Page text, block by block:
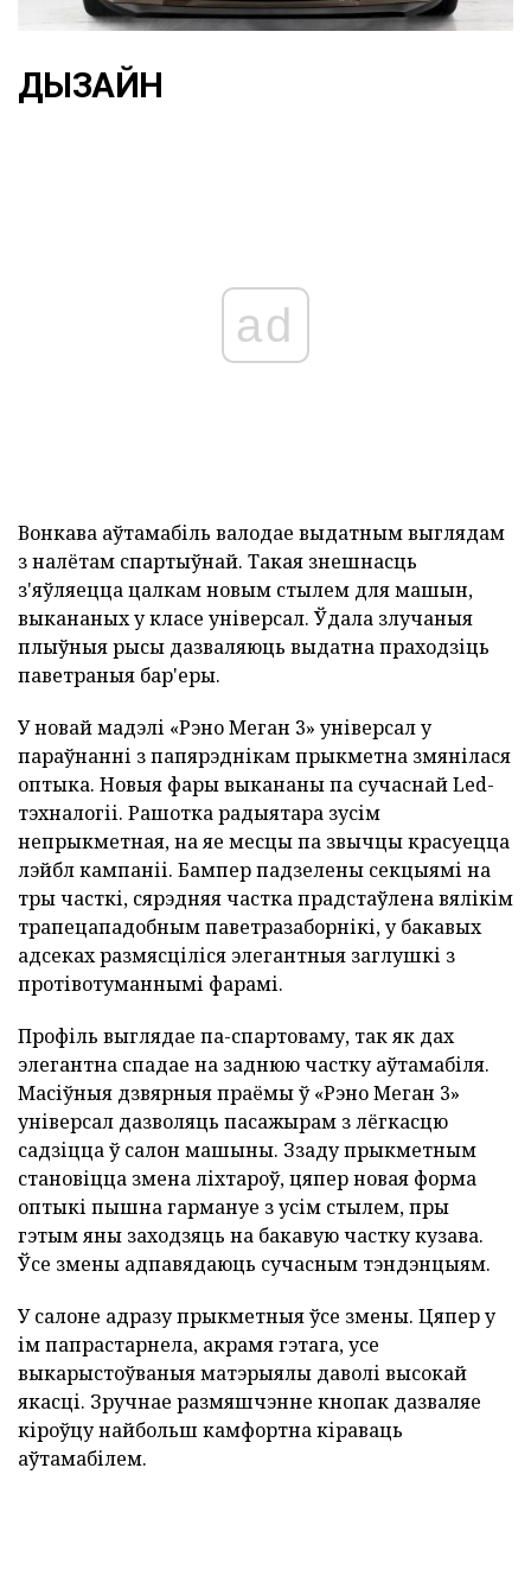
ДЫЗАЙН
ad
Вонкава аўтамабіль валодае выдатным выглядам
з налётам спартыўнай. Такая знешнасць
з'яўляецца цалкам новым стылем для машын,
выкананых у класе універсал. Ўдала злучаныя
плыўныя рысы дазваляюць выдатна праходзіць
паветраныя бар'еры.
У новай мадэлі «Рэно Меган 3» універсал у
параўнанні з папярэднікам прыкметна змянілася
оптыка. Новыя фары выкананы па сучаснай Led-
тэхналогіі. Рашотка радыятара зусім
непрыкметная, на яе месцы па звычцы красуецца
лэйбл кампаніі. Бампер падзелены секцыямі на
тры часткі, сярэдняя частка прадстаўлена вялікім
трапецападобным паветразаборнікі, у бакавых
адсеках размясціліся элегантныя заглушкі з
протівотуманнымі фарамі.
Профіль выглядае па-спартоваму, так як дах
элегантна спадае на заднюю частку аўтамабіля.
Масіўныя дзвярныя праёмы ў «Рэно Меган 3»
універсал дазволяць пасажырам з лёгкасцю
садзіцца ў салон машыны. Ззаду прыкметным
становіцца змена ліхтароў, цяпер новая форма
оптыкі пышна гармануе з усім стылем, пры
гэтым яны заходзяць на бакавую частку кузава.
Ўсе змены адпавядаюць сучасным тэндэнцыям.
У салоне адразу прыкметныя ўсе змены. Цяпер у
ім папрастарнела, акрамя гэтага, усе
выкарыстоўваныя матэрыялы даволі высокай
якасці. Зручнае размяшчэнне кнопак дазваляе
кіроўцу найбольш камфортна кіраваць
аўтамабілем.